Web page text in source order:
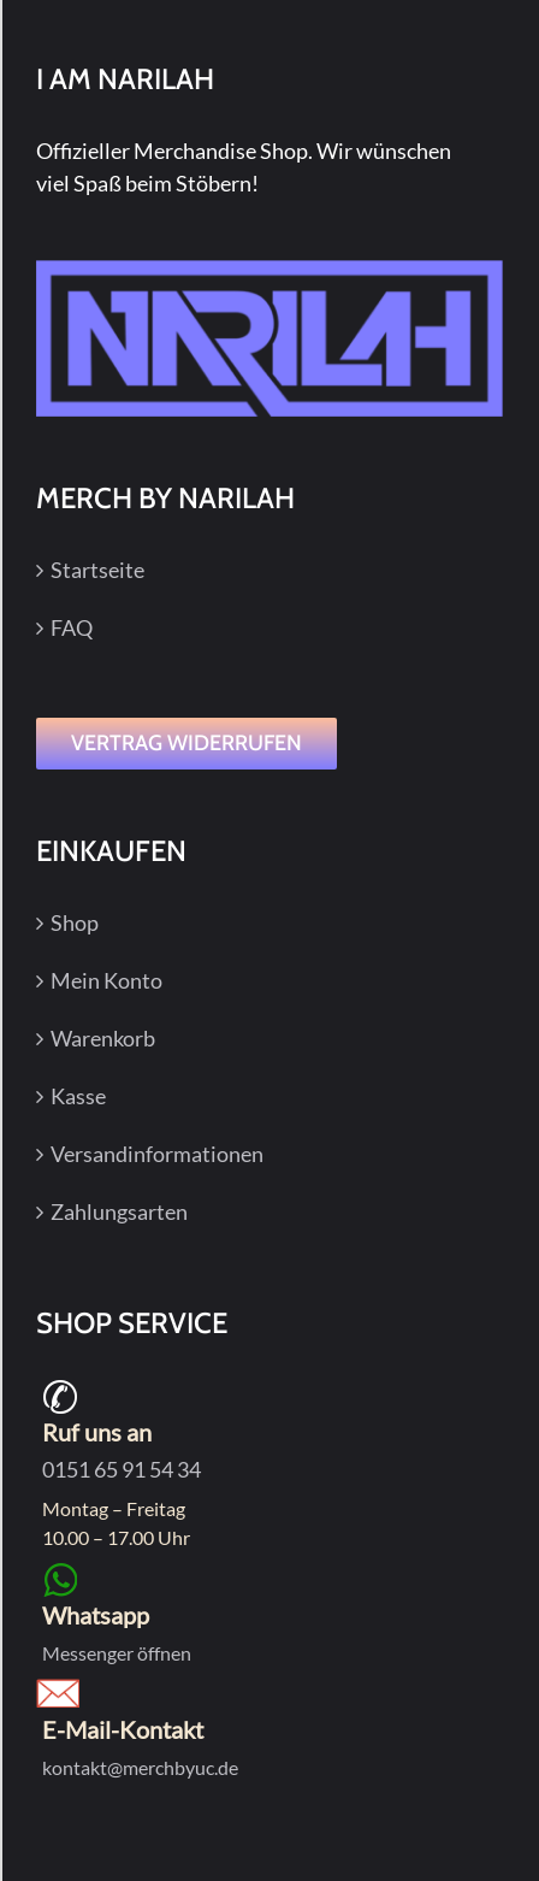
I AM NARILAH
Offizieller Merchandise Shop. Wir wünschen
viel Spaß beim Stöbern!
MERCH BY NARILAH
Startseite
FAQ
VERTRAG WIDERRUFEN
EINKAUFEN
Shop
Mein Konto
Warenkorb
Kasse
Versandinformationen
Zahlungsarten
SHOP SERVICE
Ruf uns an
0151 65 91 54 34
Montag – Freitag
10.00 – 17.00 Uhr
Whatsapp
Messenger öffnen
E-Mail-Kontakt
kontakt@merchbyuc.de